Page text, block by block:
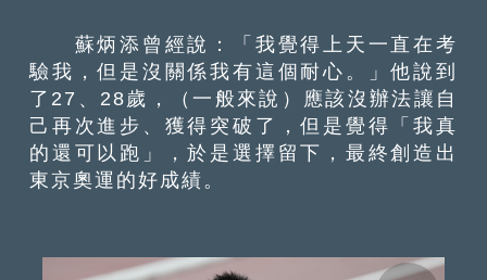
蘇炳添曾經說：「我覺得上天一直在考
驗我，但是沒關係我有這個耐心。」他說到
了27、28歲，（一般來說）應該沒辦法讓自
己再次進步、獲得突破了，但是覺得「我真
的還可以跑」，於是選擇留下，最終創造出
東京奧運的好成績。